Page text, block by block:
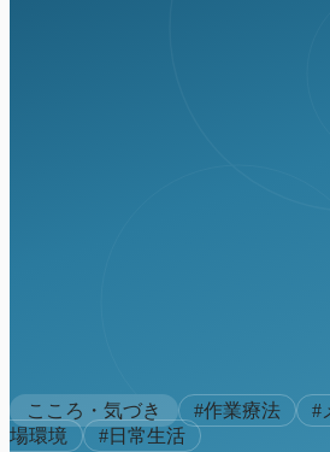
こころ・気づき #作業療法 #
場環境
#日常生活